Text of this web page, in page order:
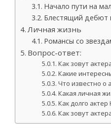
Начало пути на
Блестящий дебют
Личная жизнь
Романсы со
Вопрос-ответ:
Как зовут
Какие
Что известно о
Какая личная
Как долго
Как зовут